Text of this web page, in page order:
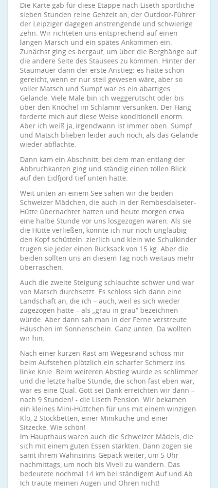
Die Karte gab für diese Etappe nach Liseth sportliche
sieben Stunden reine Gehzeit an, der Outdoor-Führer
der Leipziger dagegen anstrengende und schwierige
zehn. Wir richteten uns entsprechend auf einen
langen Marsch und ein spätes Ankommen ein.
Zunächst ging es bergauf, um über die Berghänge auf
die andere Seite des Stausees zu kommen. Hinter der
Staumauer dann der erste Anstieg: es hätte schon
gereicht, wenn er nur steil gewesen wäre, aber so
voller Matsch und Sumpf war es ein abartiges
Gelände. Viele Male bin ich weggerutscht oder bis
über den Knöchel im Schlamm versunken. Der Hang
forderte mich auf diese Weise konditionell enorm.
Aber ich weiß ja, irgendwann ist immer oben. Sumpf
und Matsch blieben leider auch noch, als das Gelände
wieder abflachte.
Dann kam ein Abschnitt, bei dem man entlang der
Abbruchkanten ging und ständig einen tollen Blick
auf den Eidfjord tief unten hatte.
Weit unten an einem See sahen wir die beiden
Schweizer Mädchen, die auch in der Rembesdalseter-
Hütte übernachtet hatten und heute morgen etwa
eine halbe Stunde vor uns losgezogen waren. Als sie
die Hütte verließen, konnte ich nur noch ungläubig
den Kopf schütteln: zierlich und klein wie Schulkinder
trugen sie jeder einen Rucksack von 15 kg. Aber die
beiden sollten uns an diesem Tag noch weitaus mehr
überraschen.
Auch die zweite Steigung schlauchte schwer und war
von Matsch durchsetzt. Es schloss sich dann eine
Landschaft an, die ich – auch, weil es sich wieder
zugezogen hatte – als „grau in grau“ bezeichnen
würde. Aber dann sah man in der Ferne verstreute
Häuschen im Sonnenschein. Ganz unten. Da wollten
wir hin.
Nach einer kurzen Rast am Wegesrand schoss mir
beim Aufstehen plötzlich ein scharfer Schmerz ins
linke Knie. Beim weiteren Abstieg wurde es schlimmer
und die letzte halbe Stunde, die schon fast eben war,
war es eine Qual. Gott sei Dank erreichten wir dann –
nach 9 Stunden! - die Liseth Pension. Wir bekamen
ein kleines Mini-Hüttchen für uns mit einem winzigen
Klo, 2 Stockbetten, einer Miniküche und einer
Sitzecke. Wie schön!
Im Haupthaus waren auch die Schweizer Mädels, die
sich mit einem guten Essen stärkten. Dann zogen sie
samt ihrem Wahnsinns-Gepäck weiter, um 5 Uhr
nachmittags, um noch bis Viveli zu wandern. Das
bedeutete nochmal 14 km bei ständigem Auf und Ab.
Ich traute meinen Augen und Ohren nicht!